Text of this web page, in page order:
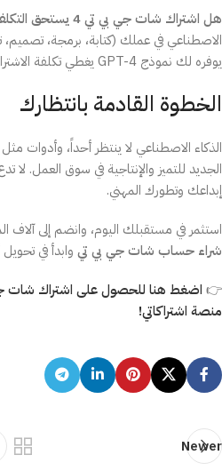
هل اشتراك شات جي بي تي 4 يستحق التكلفة؟
الاصطناعي في عملك (كتابة، برمجة،
يوفره لك نموذج GPT-4 يغطي تكلفة الاشتراك أضعافاً مضاعفة منذ اليوم الأول.
الخطوة القادمة بانتظارك
الجديد للتميز والإنتاجية في سوق العمل. لا
إبداعك وتطورك المهني.
استثمر في مستقبلك اليوم، وانضم إلى آلاف
شراء حساب شات جي بي تي وابدأ في
👉 اضغط هنا للحصول على اشتراك شات
منصة اشتراكاتي!
Newer